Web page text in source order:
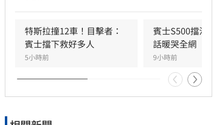
光，竟是擁有1.4萬粉絲的網紅「超級土豆粉」，
同時也是嘉義知名甜甜圈店老闆。
特斯拉撞12車！目擊者：
賓士擋下救好多人
5小時前
賓士S500擋浩
話暖哭全網
9小時前